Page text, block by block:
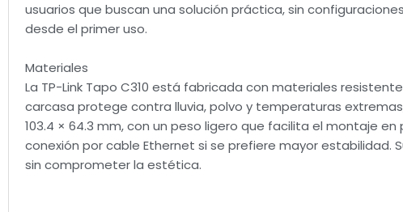
usuarios que buscan una solución práctica, sin
desde el primer uso.
Materiales
La TP-Link Tapo C310 está fabricada con materiales
carcasa protege contra lluvia, polvo y temperaturas
103.4 × 64.3 mm, con un peso ligero que facilita el montaje
conexión por cable Ethernet si se prefiere mayor
sin comprometer la estética.